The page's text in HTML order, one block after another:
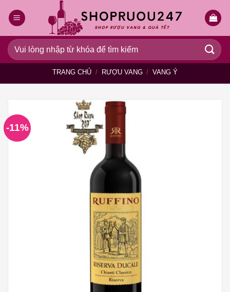
qua
dung
Tìm
kiếm:
TRANG CHỦ / RƯỢU VANG / VANG Ý
-11%